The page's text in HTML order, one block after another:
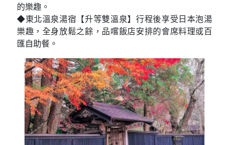
的樂趣。
◆東北溫泉湯宿【升等雙溫泉】行程後享受日本泡湯
樂趣，全身放鬆之餘，品嚐飯店安排的會席料理或百
匯自助餐。